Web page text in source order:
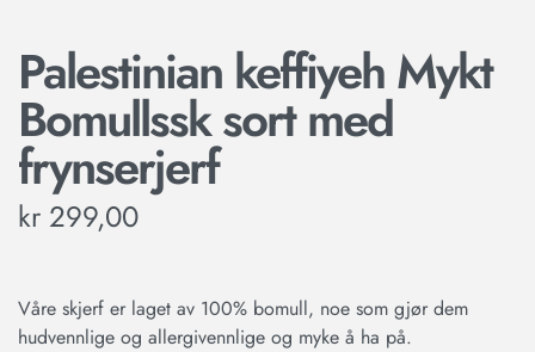
Palestinian keffiyeh Mykt
Bomullssk sort med
frynserjerf
kr 299,00
Våre skjerf er laget av 100% bomull, noe som gjør dem
hudvennlige og allergivennlige og myke å ha på.